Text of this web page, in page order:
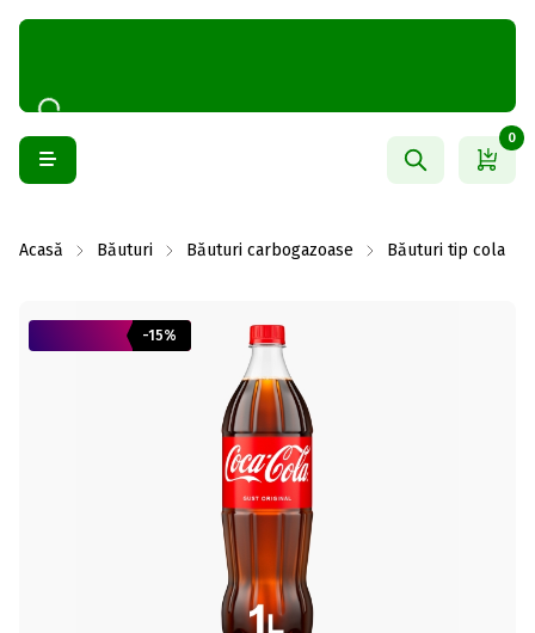
0
Acasă Băuturi Băuturi carbogazoase Băuturi tip cola
-15%